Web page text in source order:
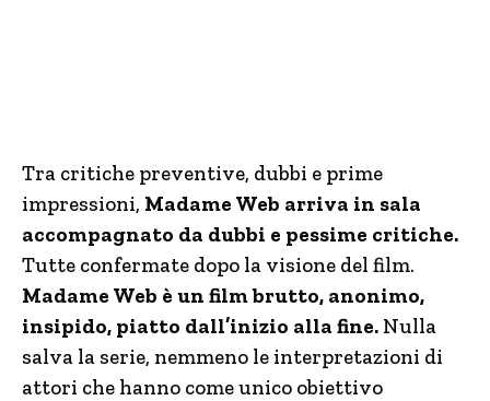
Tra critiche preventive, dubbi e prime
impressioni, Madame Web arriva in sala
accompagnato da dubbi e pessime critiche.
Tutte confermate dopo la visione del film.
Madame Web è un film brutto, anonimo,
insipido, piatto dall’inizio alla fine. Nulla
salva la serie, nemmeno le interpretazioni di
attori che hanno come unico obiettivo